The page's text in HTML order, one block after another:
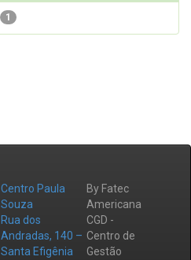
1
Centro Paula
Souza
Rua dos
Andradas, 140 –
Santa Efigênia
By Fatec
Americana
CGD -
Centro de
Gestão